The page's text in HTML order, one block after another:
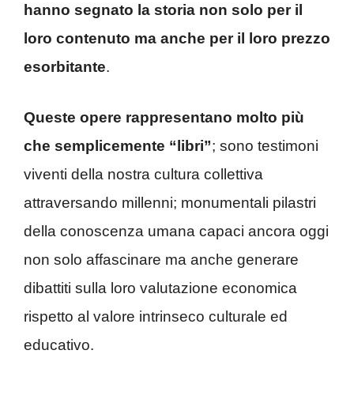
hanno segnato la storia non solo per il
loro contenuto ma anche per il loro prezzo
esorbitante.
Queste opere rappresentano molto più
che semplicemente “libri”; sono testimoni
viventi della nostra cultura collettiva
attraversando millenni; monumentali pilastri
della conoscenza umana capaci ancora oggi
non solo affascinare ma anche generare
dibattiti sulla loro valutazione economica
rispetto al valore intrinseco culturale ed
educativo.